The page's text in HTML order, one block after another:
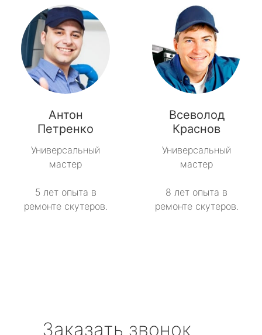
Антон
Петренко
Универсальный
мастер
5 лет опыта в
ремонте скутеров.
Всеволод
Краснов
Универсальный
мастер
8 лет опыта в
ремонте скутеров.
Заказать звонок